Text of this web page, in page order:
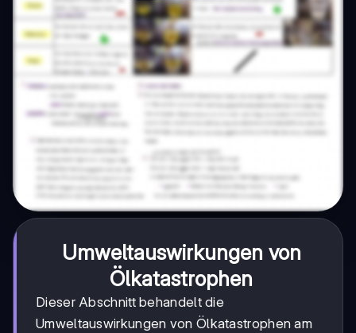
Umweltauswirkungen von
Ölkatastrophen
Dieser Abschnitt behandelt die
Umweltauswirkungen von Ölkatastrophen am